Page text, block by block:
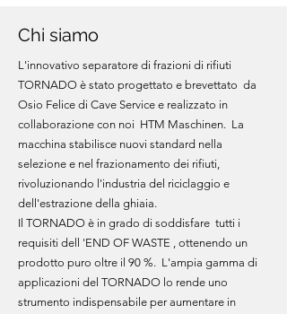
Chi siamo
L'innovativo separatore di frazioni di rifiuti
TORNADO è stato progettato e brevettato da
Osio Felice di Cave Service e realizzato in
collaborazione con noi HTM Maschinen. La
macchina stabilisce nuovi standard nella
selezione e nel frazionamento dei rifiuti,
rivoluzionando l'industria del riciclaggio e
dell'estrazione della ghiaia.
Il TORNADO è in grado di soddisfare tutti i
requisiti dell 'END OF WASTE , ottenendo un
prodotto puro oltre il 90 %. L'ampia gamma di
applicazioni del TORNADO lo rende uno
strumento indispensabile per aumentare in